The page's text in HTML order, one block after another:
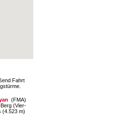
Fahrt
(FMA)
(Vier-
(4.523 m)